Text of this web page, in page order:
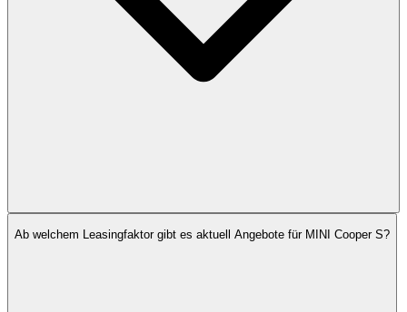
Ab welchem Leasingfaktor gibt es aktuell Angebote für MINI Cooper S?